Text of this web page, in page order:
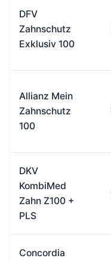
DFV
Zahnschutz
Exklusiv 100
Allianz Mein
Zahnschutz
100
DKV
KombiMed
Zahn Z100 +
PLS
Concordia